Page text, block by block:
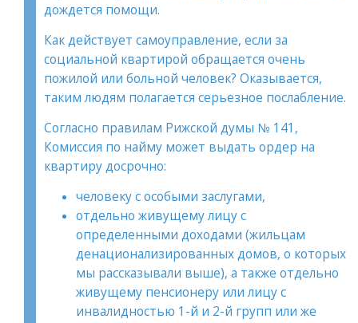
дождется помощи.
Как действует самоуправление, если за
социальной квартирой обращается очень
пожилой или больной человек? Оказывается,
таким людям полагается серьезное послабление.
Согласно правилам Рижской думы № 141,
Комиссия по найму может выдать ордер на
квартиру досрочно:
человеку с особыми заслугами,
отдельно живущему лицу с
определенными доходами (жильцам
денационализированных домов, о которых
мы рассказывали выше), а также отдельно
живущему пенсионеру или лицу с
инвалидностью 1-й и 2-й групп или же